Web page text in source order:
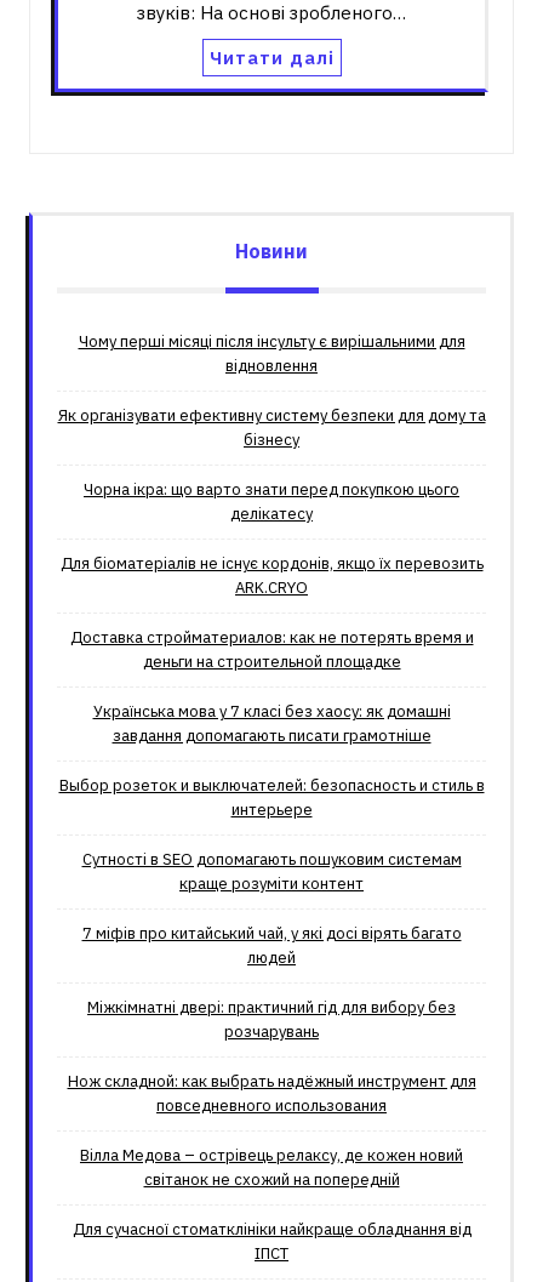
звуків: На основі зробленого…
Читати далі
Новини
Чому перші місяці після інсульту є вирішальними для
відновлення
Як організувати ефективну систему безпеки для дому та
бізнесу
Чорна ікра: що варто знати перед покупкою цього
делікатесу
Для біоматеріалів не існує кордонів, якщо їх перевозить
ARK.CRYO
Доставка стройматериалов: как не потерять время и
деньги на строительной площадке
Українська мова у 7 класі без хаосу: як домашні
завдання допомагають писати грамотніше
Выбор розеток и выключателей: безопасность и стиль в
интерьере
Сутності в SEO допомагають пошуковим системам
краще розуміти контент
7 міфів про китайський чай, у які досі вірять багато
людей
Міжкімнатні двері: практичний гід для вибору без
розчарувань
Нож складной: как выбрать надёжный инструмент для
повседневного использования
Вілла Медова – острівець релаксу, де кожен новий
світанок не схожий на попередній
Для сучасної стоматклініки найкраще обладнання від
ІПСТ